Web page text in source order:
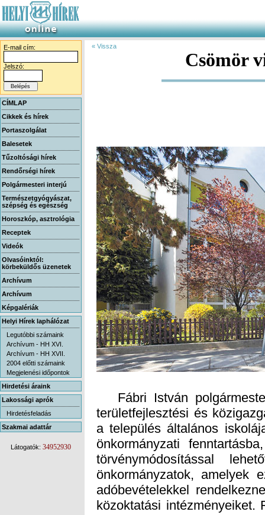
E-mail cím:
Jelszó:
CÍMLAP
Cikkek és hírek
Portaszolgálat
Balesetek
Tűzoltósági hírek
Rendőrségi hírek
Polgármesteri interjú
Természetgyógyászat,
szépség és egészség
Horoszkóp, asztrológia
Receptek
Videók
Olvasóinktól:
körbeküldős üzenetek
Archívum
Archívum
Képgalériák
Helyi Hírek laphálózat
Legutóbbi számaink
Archívum - HH XVI.
Archívum - HH XVII.
2004 előtti számaink
Megjelenési időpontok
Hirdetési áraink
Lakossági aprók
Hirdetésfeladás
Szakmai adattár
Látogatók: 34952930
« Vissza
Csömör
Fábri István
területfejlesztési és
a település általános
önkormányzati
törvénymódosítással
önkormányzatok,
adóbevételekkel
közoktatási
kisebb települések, a
önkormányzatok